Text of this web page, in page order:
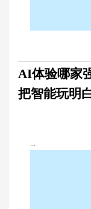
AI体验哪家
把智能玩明
...